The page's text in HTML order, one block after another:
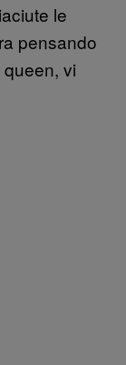
le
pensando
vi